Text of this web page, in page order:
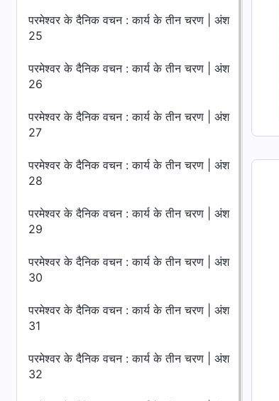
परमेश्वर के दैनिक वचन : कार्य के तीन चरण | अंश
25
परमेश्वर के दैनिक वचन : कार्य के तीन चरण | अंश
26
परमेश्वर के दैनिक वचन : कार्य के तीन चरण | अंश
27
परमेश्वर के दैनिक वचन : कार्य के तीन चरण | अंश
28
परमेश्वर के दैनिक वचन : कार्य के तीन चरण | अंश
29
परमेश्वर के दैनिक वचन : कार्य के तीन चरण | अंश
30
परमेश्वर के दैनिक वचन : कार्य के तीन चरण | अंश
31
परमेश्वर के दैनिक वचन : कार्य के तीन चरण | अंश
32